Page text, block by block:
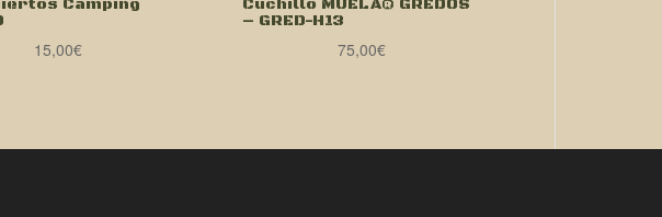
Camping
15,00€
Cuchillo MUELA® GREDOS
– GRED-H13
75,00€